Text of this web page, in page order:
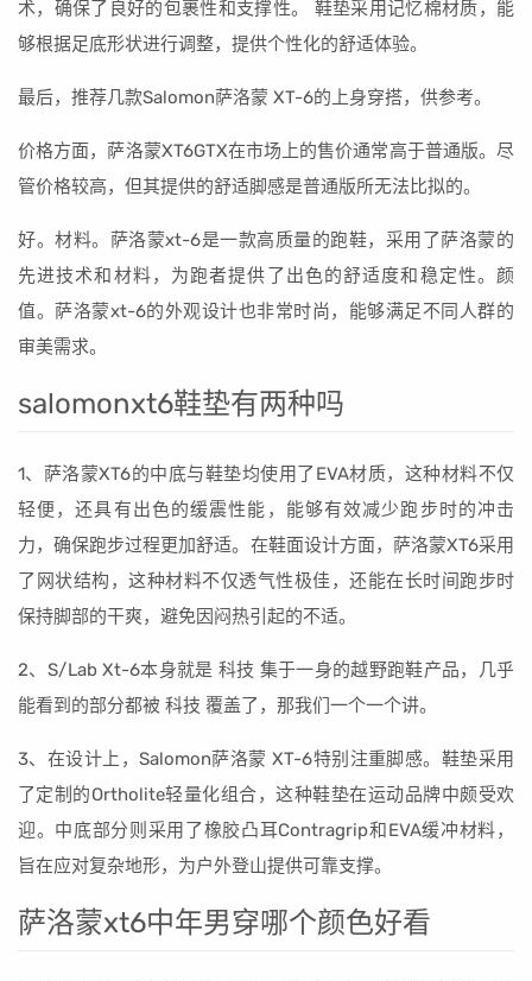
术，确保了良好的包裹性和支撑性。 鞋垫采用记忆棉材质，能
够根据足底形状进行调整，提供个性化的舒适体验。
最后，推荐几款Salomon萨洛蒙 XT-6的上身穿搭，供参考。
价格方面，萨洛蒙XT6GTX在市场上的售价通常高于普通版。尽
管价格较高，但其提供的舒适脚感是普通版所无法比拟的。
好。材料。萨洛蒙xt-6是一款高质量的跑鞋，采用了萨洛蒙的
先进技术和材料，为跑者提供了出色的舒适度和稳定性。颜
值。萨洛蒙xt-6的外观设计也非常时尚，能够满足不同人群的
审美需求。
salomonxt6鞋垫有两种吗
1、萨洛蒙XT6的中底与鞋垫均使用了EVA材质，这种材料不仅
轻便，还具有出色的缓震性能，能够有效减少跑步时的冲击
力，确保跑步过程更加舒适。在鞋面设计方面，萨洛蒙XT6采用
了网状结构，这种材料不仅透气性极佳，还能在长时间跑步时
保持脚部的干爽，避免因闷热引起的不适。
2、S/Lab Xt-6本身就是 科技 集于一身的越野跑鞋产品，几乎
能看到的部分都被 科技 覆盖了，那我们一个一个讲。
3、在设计上，Salomon萨洛蒙 XT-6特别注重脚感。鞋垫采用
了定制的Ortholite轻量化组合，这种鞋垫在运动品牌中颇受欢
迎。中底部分则采用了橡胶凸耳Contragrip和EVA缓冲材料，
旨在应对复杂地形，为户外登山提供可靠支撑。
萨洛蒙xt6中年男穿哪个颜色好看